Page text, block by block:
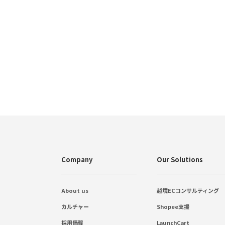
Company
About us
カルチャー
採用情報
Our Solutions
越境ECコンサルティング
Shopee支援
LaunchCart